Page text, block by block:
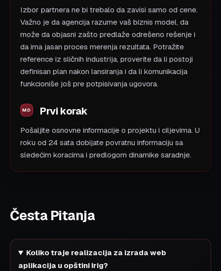
Izbor partnera ne bi trebalo da zavisi samo od cene.
Važno je da agencija razume vaš biznis model, da
može da objasni zašto predlaže odrešeno rešenje i
da ima jasan proces merenja rezultata. Potražite
reference iz sličnih industrija, proverite da li postoji
definisan plan nakon lansiranja i da li komunikacija
funkcioniše još pre potpisivanja ugovora.
Prvi korak
Pošaljite osnovne informacije o projektu i ciljevima. U
roku od 24 sata dobijate povratnu informaciju sa
sledećim koracima i predlogom dinamike saradnje.
Česta Pitanja
Koliko traje realizacija za izrada web
aplikacija u opštini Irig?